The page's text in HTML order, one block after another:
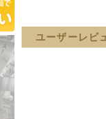
ユーザーレビ